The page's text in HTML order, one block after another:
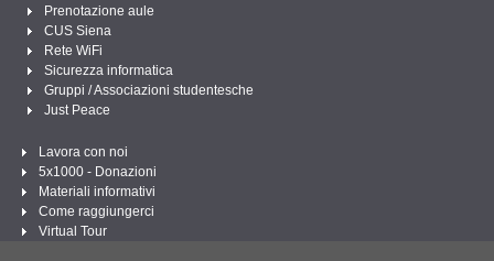
Prenotazione aule
CUS Siena
Rete WiFi
Sicurezza informatica
Gruppi / Associazioni studentesche
Just Peace
Lavora con noi
5x1000 - Donazioni
Materiali informativi
Come raggiungerci
Virtual Tour